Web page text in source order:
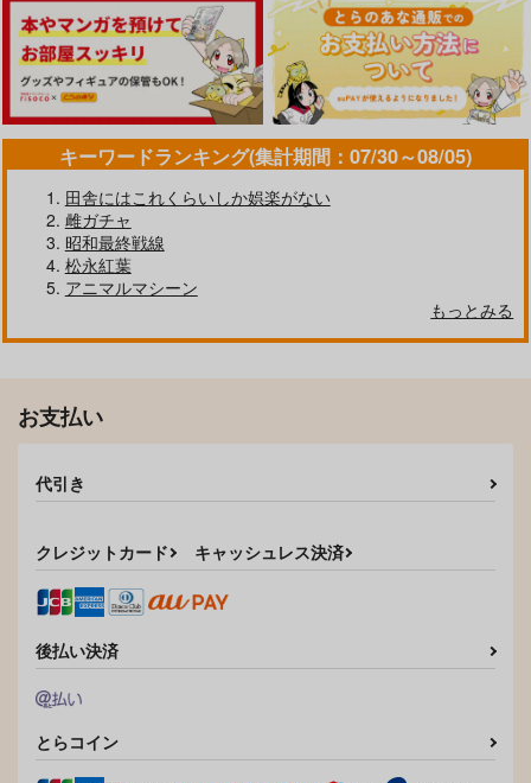
キーワードランキング(集計期間：07/30～08/05)
田舎にはこれくらいしか娯楽がない
雌ガチャ
昭和最終戦線
松永紅葉
アニマルマシーン
もっとみる
お支払い
代引き
クレジットカード キャッシュレス決済
後払い決済
とらコイン